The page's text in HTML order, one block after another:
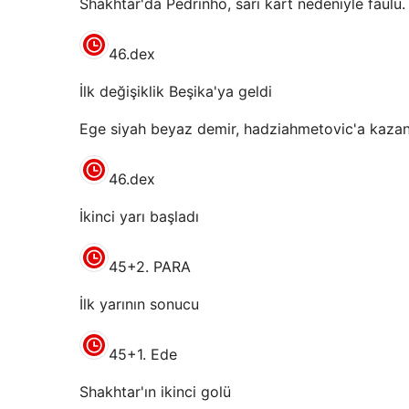
Shakhtar'da Pedrinho, sarı kart nedeniyle faulü.
46.dex
İlk değişiklik Beşika'ya geldi
Ege siyah beyaz demir, hadziahmetovic'a
46.dex
İkinci yarı başladı
45+2. PARA
İlk yarının sonucu
45+1. Ede
Shakhtar'ın ikinci golü